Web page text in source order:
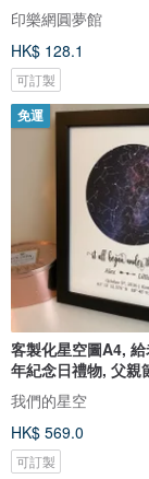
印樂網圓夢館
HK$ 128.1
可訂製
免運
客製化星空圖A4,
年紀念日禮物, 父親
我們的星空
HK$ 569.0
可訂製